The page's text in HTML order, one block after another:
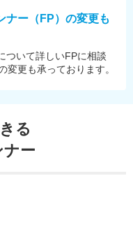
ナー（FP）の変更も
ついて詳しいFPに相談
変更も承っております。
る
ー